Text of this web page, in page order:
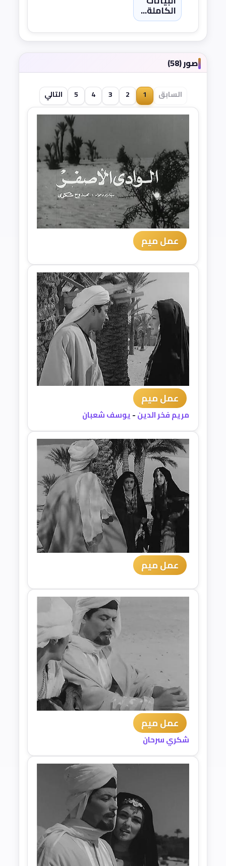
الكاملة...
صور (58)
السابق 1
2
3
4
5 التالي
عمل ميم
عمل ميم
مريم فخر الدين-يوسف شعبان
عمل ميم
عمل ميم
شكري سرحان